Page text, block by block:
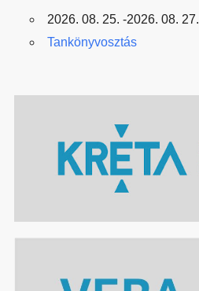
2026. 08. 25. -2026. 08. 27.
Tankönyvosztás